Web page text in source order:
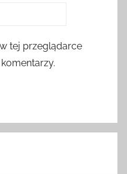
tej przeglądarce